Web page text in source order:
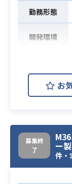
勤務形態
開発環境
業務内容
お
募集終
了
ー
件・